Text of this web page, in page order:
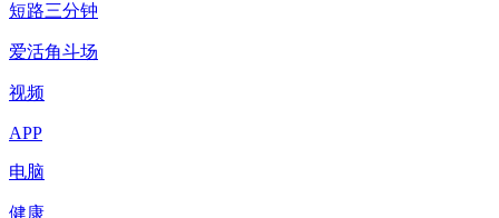
短路三分钟
爱活角斗场
视频
APP
电脑
健康